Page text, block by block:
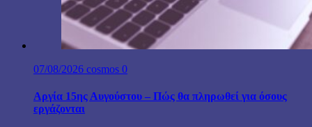
07/08/2026 cosmos 0
Αργία 15ης Αυγούστου – Πώς θα πληρωθεί για όσους
εργάζονται